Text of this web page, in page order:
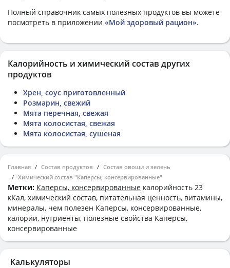
Полный справочник самых полезных продуктов вы можете
посмотреть в приложении «Мой здоровый рацион».
Калорийность и химический состав других
продуктов
Хрен, соус приготовленный
Розмарин, свежий
Мята перечная, свежая
Мята колосистая, свежая
Мята колосистая, сушеная
Главная Состав продуктов
Состав овощи и зелень
Химический состав "Каперсы, консервированные"
Метки: Каперсы, консервированные калорийность 23
кКал, химический состав, питательная ценность, витамины,
минералы, чем полезен Каперсы, консервированные,
калории, нутриенты, полезные свойства Каперсы,
консервированные
Калькуляторы